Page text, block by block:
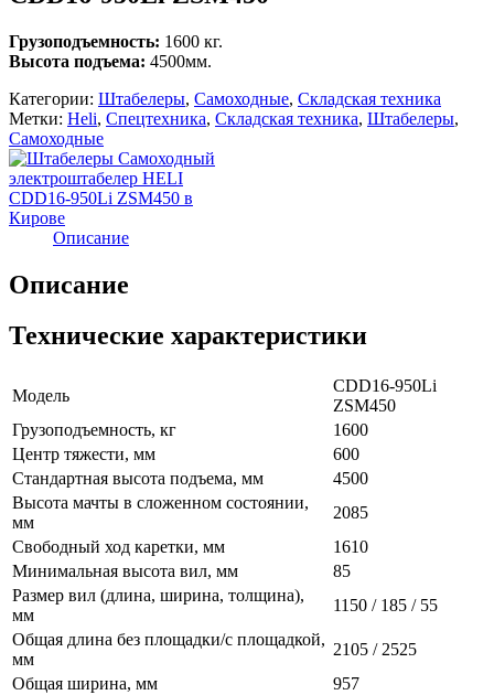
Грузоподъемность: 1600 кг.
Высота подъема: 4500мм.
Категории: Штабелеры, Самоходные, Складская техника
Метки: Heli, Спецтехника, Складская техника, Штабелеры,
Самоходные
Описание
Описание
Технические характеристики
Модель
CDD16-950Li
ZSM450
Грузоподъемность, кг
1600
Центр тяжести, мм
600
Стандартная высота подъема, мм
4500
Высота мачты в сложенном состоянии,
мм
2085
Свободный ход каретки, мм
1610
Минимальная высота вил, мм
85
Размер вил (длина, ширина, толщина),
мм
1150 / 185 / 55
Общая длина без площадки/с площадкой,
мм
2105 / 2525
Общая ширина, мм
957